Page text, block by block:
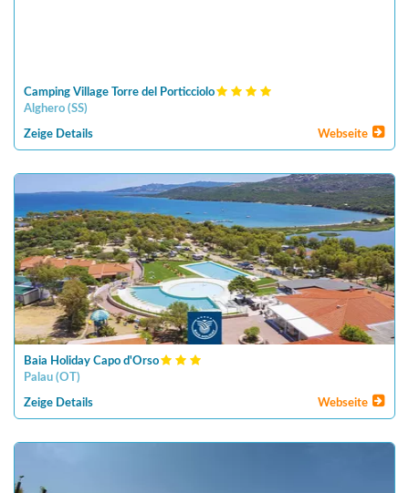
Camping Village Torre del Porticciolo
Alghero (SS)
Zeige Details Webseite
Baia Holiday Capo d'Orso
Palau (OT)
Zeige Details Webseite